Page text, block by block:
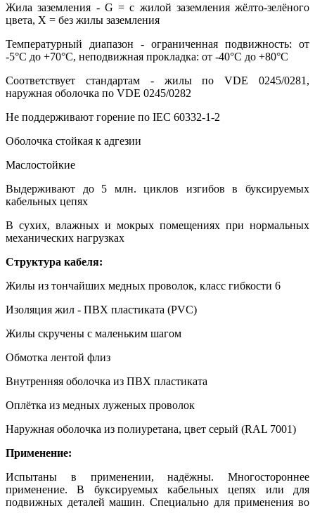
Жила заземления - G = с жилой заземления жёлто-зелёного
цвета, X = без жилы заземления
Температурный диапазон - ограниченная подвижность: от
-5°С до +70°С, неподвижная прокладка: от -40°С до +80°С
Соответствует стандартам - жилы по VDE 0245/0281,
наружная оболочка по VDE 0245/0282
Не поддерживают горение по IEC 60332-1-2
Оболочка стойкая к адгезии
Маслостойкие
Выдерживают до 5 млн. циклов изгибов в буксируемых
кабельных цепях
В сухих, влажных и мокрых помещениях при нормальных
механических нагрузках
Структура кабеля:
Жилы из тончайших медных проволок, класс гибкости 6
Изоляция жил - ПВХ пластиката (PVC)
Жилы скручены с маленьким шагом
Обмотка лентой флиз
Внутренняя оболочка из ПВХ пластиката
Оплётка из медных луженых проволок
Наружная оболочка из полиуретана, цвет серый (RAL 7001)
Применение:
Испытаны в применении, надёжны. Многостороннее
применение. В буксируемых кабельных цепях или для
подвижных деталей машин. Специально для применения во